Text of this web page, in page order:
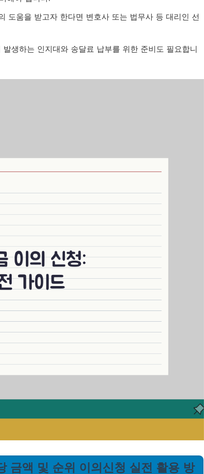
도움을 받고자 한다면 변호사 또는 법무사 등 대리인 선
발생하는 인지대와 송달료 납부를 위한 준비도 필요합니
금액 및 순위 이의신청 실전 활용 방